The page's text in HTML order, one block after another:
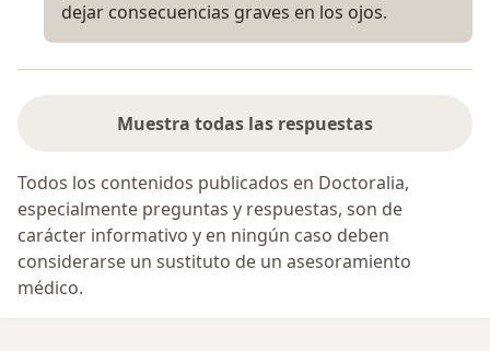
dejar consecuencias graves en los ojos.
Muestra todas las respuestas
Todos los contenidos publicados en Doctoralia,
especialmente preguntas y respuestas, son de
carácter informativo y en ningún caso deben
considerarse un sustituto de un asesoramiento
médico.